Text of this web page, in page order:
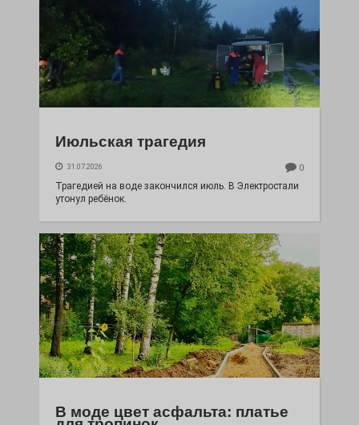
Июльская трагедия
31.07.2026 0
Трагедией на воде закончился июль. В Электростали
утонул ребёнок.
В моде цвет асфальта: платье